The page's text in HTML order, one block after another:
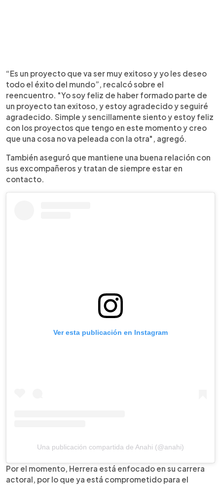
“Es un proyecto que va ser muy exitoso y yo les deseo
todo el éxito del mundo”, recalcó sobre el
reencuentro. "Yo soy feliz de haber formado parte de
un proyecto tan exitoso, y estoy agradecido y seguiré
agradecido. Simple y sencillamente siento y estoy feliz
con los proyectos que tengo en este momento y creo
que una cosa no va peleada con la otra", agregó.
También aseguró que mantiene una buena relación con
sus excompañeros y tratan de siempre estar en
contacto.
Ver esta publicación en Instagram
Una publicación compartida de Anahi (@anahi)
Por el momento, Herrera está enfocado en su carrera
actoral, por lo que ya está comprometido para el